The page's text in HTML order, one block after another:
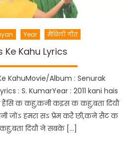
Year मैथिली गीत
Ke Kahu Lyrics
KahuMovie/Album : Senurak
: S. KumarYear : 2011 kani hais
हैंसि क कहु,कनी कइस क कहु,बता दियौ
जोंऽ हमरा सऽ प्रेम करै छी,कने सैट क
दियौ ने सबके […]